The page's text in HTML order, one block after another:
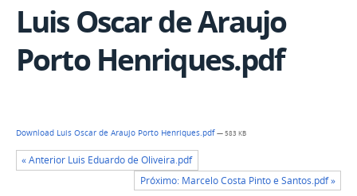
Luis Oscar de Araujo
Porto Henriques.pdf
Download Luis Oscar de Araujo Porto Henriques.pdf— 583 KB
« Anterior Luis Eduardo de Oliveira.pdf
Próximo: Marcelo Costa Pinto e Santos.pdf »